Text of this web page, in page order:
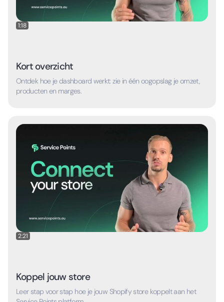
1:18
Kort overzicht
Ontdek hoe je dashboard werkt: zie in één oogopslag je omzet,
producten en marges.
2:21
Koppel jouw store
Leer stap voor stap hoe je jouw Shopify store koppelt aan het